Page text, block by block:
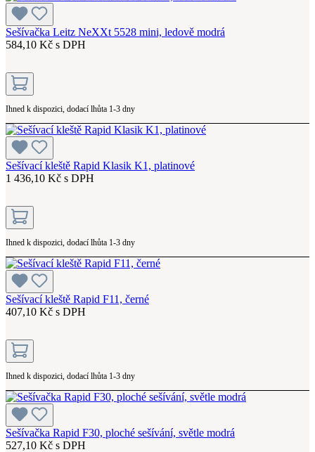
Sešívačka Leitz NeXXt 5528 mini, ledově modrá
584,10 Kč s DPH
Ihned k dispozici, dodací lhůta 1-3 dny
Sešívací kleště Rapid Klasik K1, platinové
1 436,10 Kč s DPH
Ihned k dispozici, dodací lhůta 1-3 dny
Sešívací kleště Rapid F11, černé
407,10 Kč s DPH
Ihned k dispozici, dodací lhůta 1-3 dny
Sešívačka Rapid F30, ploché sešívání, světle modrá
527,10 Kč s DPH